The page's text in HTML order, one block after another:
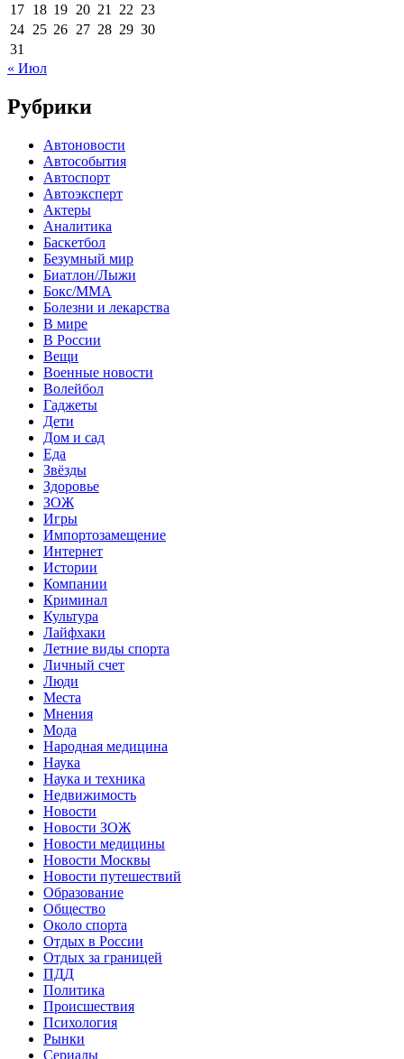
17 18 19 20 21 22 23
24 25 26 27 28 29 30
31
« Июл
Рубрики
Автоновости
Автособытия
Автоспорт
Автоэксперт
Актеры
Аналитика
Баскетбол
Безумный мир
Биатлон/Лыжи
Бокс/MMA
Болезни и лекарства
В мире
В России
Вещи
Военные новости
Волейбол
Гаджеты
Дети
Дом и сад
Еда
Звёзды
Здоровье
ЗОЖ
Игры
Импортозамещение
Интернет
Истории
Компании
Криминал
Культура
Лайфхаки
Летние виды спорта
Личный счет
Люди
Места
Мнения
Мода
Народная медицина
Наука
Наука и техника
Недвижимость
Новости
Новости ЗОЖ
Новости медицины
Новости Москвы
Новости путешествий
Образование
Общество
Около спорта
Отдых в России
Отдых за границей
ПДД
Политика
Происшествия
Психология
Рынки
Сериалы